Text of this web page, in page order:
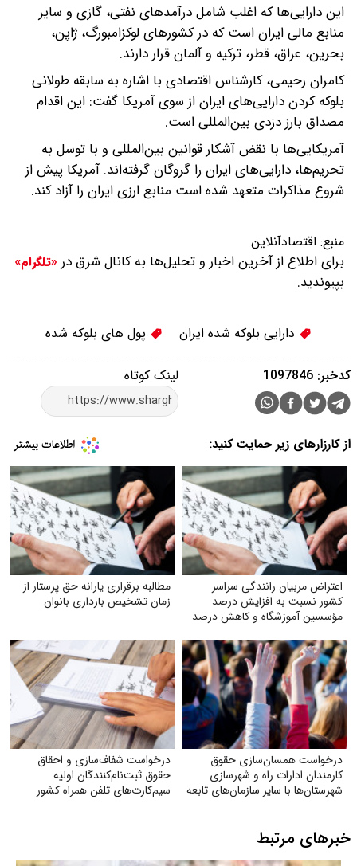
این دارایی‌ها که اغلب شامل درآمدهای نفتی، گازی و سایر
منابع مالی ایران است که در کشورهای لوکزامبورگ، ژاپن،
بحرین، عراق، قطر، ترکیه و آلمان قرار دارند.
کامران رحیمی، کارشناس اقتصادی با اشاره به سابقه طولانی
بلوکه کردن دارایی‌های ایران از سوی آمریکا گفت: این اقدام
مصداق بارز دزدی بین‌المللی است.
آمریکایی‌ها با نقض آشکار قوانین بین‌المللی و با توسل به
تحریم‌ها، دارایی‌های ایران را گروگان گرفته‌اند. آمریکا پیش از
شروع مذاکرات متعهد شده است منابع ارزی ایران را آزاد کند.
منبع: اقتصادآنلاین
برای اطلاع از آخرین اخبار و تحلیل‌ها به کانال شرق در «تلگرام»
بپیوندید.
دارایی بلوکه شده ایران پول های بلوکه شده
لینک کوتاه کدخبر: 1097846
از کارزارهای زیر حمایت کنید:
اعتراض مربیان رانندگی سراسر
کشور نسبت به افزایش درصد
مؤسسین آموزشگاه و کاهش درصد
مطالبه برقراری یارانه حق پرستار از
زمان تشخیص بارداری بانوان
درخواست همسان‌سازی حقوق
کارمندان ادارات راه و شهرسازی
شهرستان‌ها با سایر سازمان‌های تابعه
درخواست شفاف‌سازی و احقاق
حقوق ثبت‌نام‌کنندگان اولیه
سیم‌کارت‌های تلفن همراه کشور
خبرهای مرتبط